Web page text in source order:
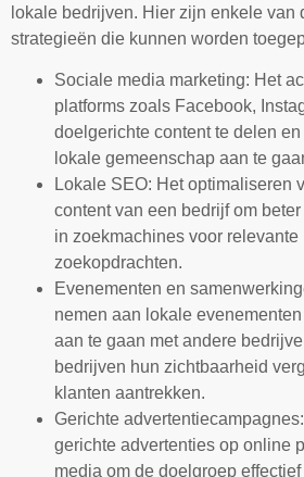
lokale bedrijven. Hier zijn enkele van
strategieën die kunnen worden
Sociale media marketing: Het
platforms zoals Facebook,
doelgerichte content te delen
lokale gemeenschap aan te
Lokale SEO: Het optimaliseren
content van een bedrijf om
in zoekmachines voor relevante
zoekopdrachten.
Evenementen en
nemen aan lokale
aan te gaan met andere
bedrijven hun zichtbaarheid
klanten aantrekken.
Gerichte
gerichte advertenties op online
media om de doelgroep